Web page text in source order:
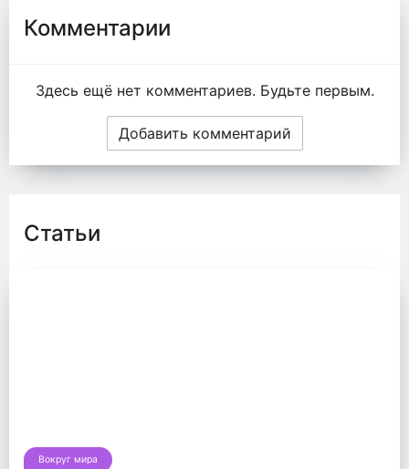
Комментарии
Здесь ещё нет комментариев. Будьте первым.
Добавить комментарий
Статьи
Вокруг мира